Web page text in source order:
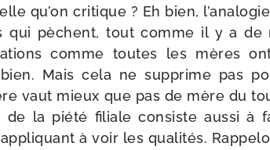
qu’on cri­tique ? Eh bien,
qui pèchent, tout comme il y a de
comme toutes les mères
Mais cela ne sup­prime pas
vaut mieux que pas de mère du
de la pié­té filiale consiste aus­si à
à voir les qua­li­tés.